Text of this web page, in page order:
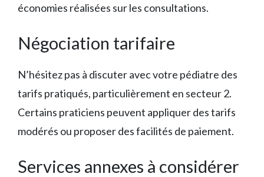
économies réalisées sur les consultations.
Négociation tarifaire
N’hésitez pas à discuter avec votre pédiatre des
tarifs pratiqués, particulièrement en secteur 2.
Certains praticiens peuvent appliquer des tarifs
modérés ou proposer des facilités de paiement.
Services annexes à considérer